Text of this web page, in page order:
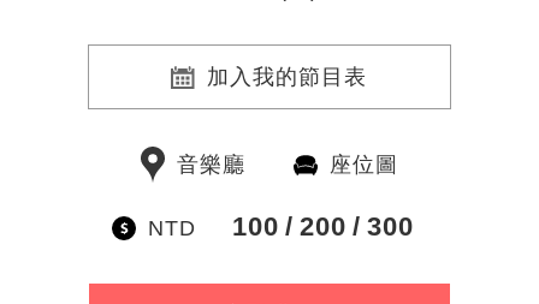
加入我的節目表
音樂廳 座位圖
NTD 100 200 300